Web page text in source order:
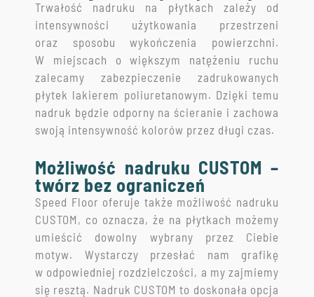
Trwałość nadruku na płytkach zależy od
intensywności użytkowania przestrzeni
oraz sposobu wykończenia powierzchni.
W miejscach o większym natężeniu ruchu
zalecamy zabezpieczenie zadrukowanych
płytek lakierem poliuretanowym. Dzięki temu
nadruk będzie odporny na ścieranie i zachowa
swoją intensywność kolorów przez długi czas.
Możliwość nadruku CUSTOM –
twórz bez ograniczeń
Speed Floor oferuje także możliwość nadruku
CUSTOM, co oznacza, że na płytkach możemy
umieścić dowolny wybrany przez Ciebie
motyw. Wystarczy przesłać nam grafikę
w odpowiedniej rozdzielczości, a my zajmiemy
się resztą. Nadruk CUSTOM to doskonała opcja